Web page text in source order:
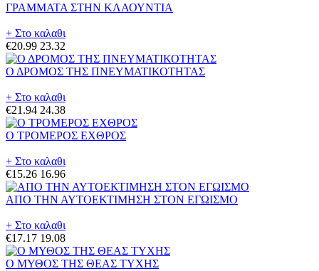
ΓΡΑΜΜΑΤΑ ΣΤΗΝ ΚΛΑΟΥΝΤΙΑ
+ Στο καλαθι
€20.99 23.32
Ο ΔΡΟΜΟΣ ΤΗΣ ΠΝΕΥΜΑΤΙΚΟΤΗΤΑΣ
+ Στο καλαθι
€21.94 24.38
Ο ΤΡΟΜΕΡΟΣ ΕΧΘΡΟΣ
+ Στο καλαθι
€15.26 16.96
ΑΠΟ ΤΗΝ ΑΥΤΟΕΚΤΙΜΗΣΗ ΣΤΟΝ ΕΓΩΙΣΜΟ
+ Στο καλαθι
€17.17 19.08
Ο ΜΥΘΟΣ ΤΗΣ ΘΕΑΣ ΤΥΧΗΣ